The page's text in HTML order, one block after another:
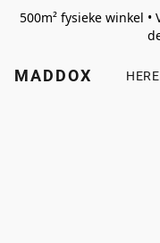
500m² fysieke winkel
MADDOX